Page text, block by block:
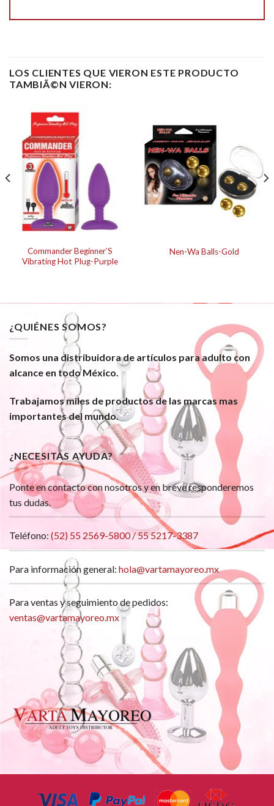
LOS CLIENTES QUE VIERON ESTE PRODUCTO
TAMBIÃ©N VIERON:
Commander Beginner’S
Vibrating Hot Plug-Purple
Nen-Wa Balls-Gold
¿QUIÉNES SOMOS?
Somos una distribuidora de artículos para adulto con
alcance en todo México.
Trabajamos miles de productos de las marcas mas
importantes del mundo.
¿NECESITAS AYUDA?
Ponte en contacto con nosotros y en breve responderemos
tus dudas.
Teléfono: (52) 55 2569-5800 / 55 5217-3387
Para información general: hola@vartamayoreo.mx
Para ventas y seguimiento de pedidos:
ventas@vartamayoreo.mx